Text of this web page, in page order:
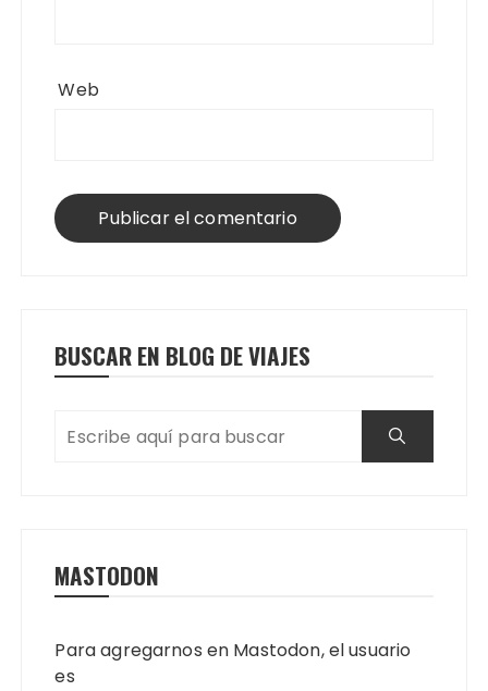
Web
BUSCAR EN BLOG DE VIAJES
MASTODON
Para agregarnos en Mastodon, el usuario
es